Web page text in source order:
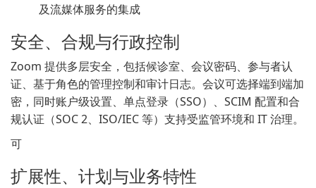
及流媒体服务的集成
安全、合规与行政控制
Zoom 提供多层安全，包括候诊室、会议密码、参与者认
证、基于角色的管理控制和审计日志。会议可选择端到端加
密，同时账户级设置、单点登录（SSO）、SCIM 配置和合
规认证（SOC 2、ISO/IEC 等）支持受监管环境和 IT 治理。
可
扩展性、计划与业务特性